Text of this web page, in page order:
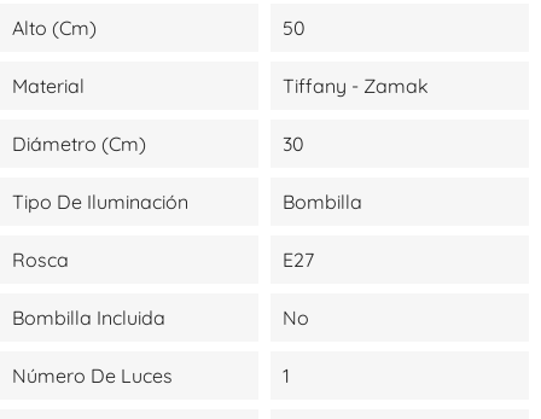
Alto (cm) 50
Material Tiffany - Zamak
Diámetro (cm) 30
Tipo De Iluminación Bombilla
Rosca E27
Bombilla Incluida No
Número De Luces 1